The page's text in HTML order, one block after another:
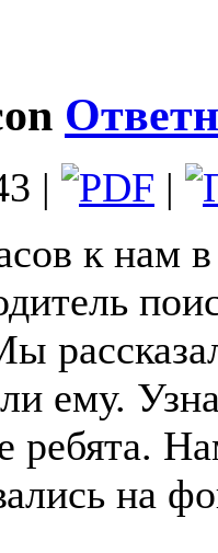
|
|
к нам
ему.
ребята.
на